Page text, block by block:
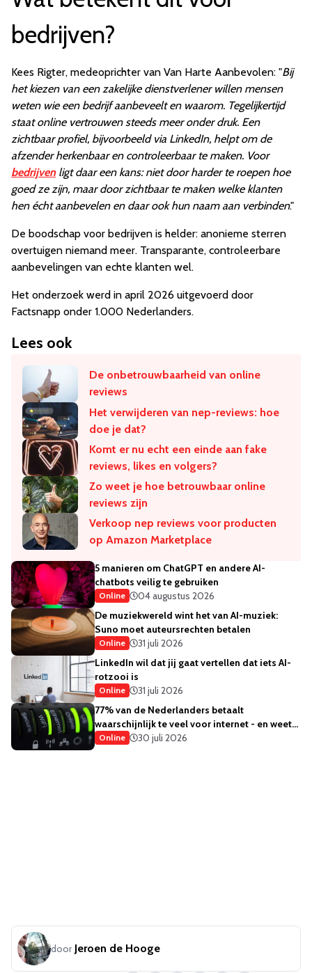
bedrijven?
Kees Rigter, medeoprichter van Van Harte Aanbevolen: "Bij
het kiezen van een zakelijke dienstverlener willen mensen
weten wie een bedrijf aanbeveelt en waarom. Tegelijkertijd
staat online vertrouwen steeds meer onder druk. Een
zichtbaar profiel, bijvoorbeeld via LinkedIn, helpt om de
afzender herkenbaar en controleerbaar te maken. Voor
bedrijvenligt daar een kans: niet door harder te roepen hoe
goed ze zijn, maar door zichtbaar te maken welke klanten
hen écht aanbevelen en daar ook hun naam aan verbinden."
De boodschap voor bedrijven is helder: anonieme sterren
overtuigen niemand meer. Transparante, controleerbare
aanbevelingen van echte klanten wel.
Het onderzoek werd in april 2026 uitgevoerd door
Factsnapp onder 1.000 Nederlanders.
Lees ook
De onbetrouwbaarheid van online
reviews
​Het verwijderen van nep-reviews: hoe
doe je dat?
Komt er nu echt een einde aan fake
reviews, likes en volgers?
Zo weet je hoe betrouwbaar online
reviews zijn
Verkoop nep reviews voor producten
op Amazon Marketplace
5 manieren om ChatGPT en andere AI-
chatbots veilig te gebruiken
Online
04 augustus 2026
De muziekwereld wint het van AI-muziek:
Suno moet auteursrechten betalen
Online
31 juli 2026
LinkedIn wil dat jij gaat vertellen dat iets AI-
rotzooi is
Online
31 juli 2026
77% van de Nederlanders betaalt
waarschijnlijk te veel voor internet - en weet
het ook
Online 30 juli 2026
door Jeroen de Hooge